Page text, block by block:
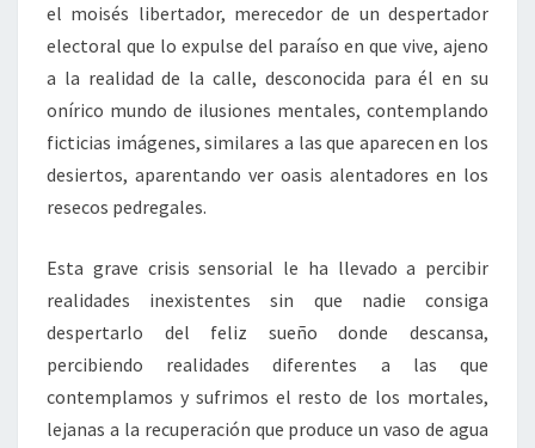
el moisés libertador, merecedor de un despertador
electoral que lo expulse del paraíso en que vive, ajeno
a la realidad de la calle, desconocida para él en su
onírico mundo de ilusiones mentales, contemplando
ficticias imágenes, similares a las que aparecen en los
desiertos, aparentando ver oasis alentadores en los
resecos pedregales.
Esta grave crisis sensorial le ha llevado a percibir
realidades inexistentes sin que nadie consiga
despertarlo del feliz sueño donde descansa,
percibiendo realidades diferentes a las que
contemplamos y sufrimos el resto de los mortales,
lejanas a la recuperación que produce un vaso de agua